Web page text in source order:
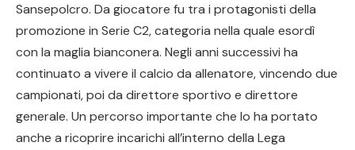
Sansepolcro. Da giocatore fu tra i protagonisti della
promozione in Serie C2, categoria nella quale esordì
con la maglia bianconera. Negli anni successivi ha
continuato a vivere il calcio da allenatore, vincendo due
campionati, poi da direttore sportivo e direttore
generale. Un percorso importante che lo ha portato
anche a ricoprire incarichi all’interno della Lega